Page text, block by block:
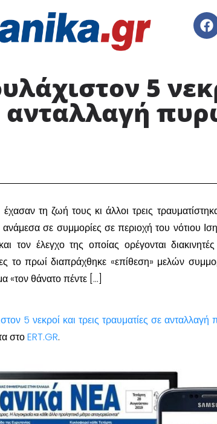
5
ανταλλαγή
τη ζωή τους κι άλλοι τρεις
σε συμμορίες σε περιοχή του νότιου
τον έλεγχο της οποίας ορέγονται
το πρωί διαπράχθηκε «επίθεση» μελών
«τον θάνατο πέντε […]
5 νεκροί και τρεις τραυματίες σε
στοERT.GR.